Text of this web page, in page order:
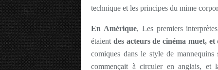
technique et les principes du mime
En Amérique, Les premiers
étaient des acteurs de cinéma muet, et
comiques dans le style de
commençait à circuler en anglais, et